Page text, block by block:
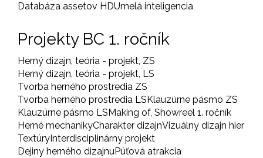
Databáza assetov HDUmelá inteligencia
Projekty BC 1. ročník
Herný dizajn, teória - projekt, ZS
Herný dizajn, teória - projekt, LS
Tvorba herného prostredia ZS
Tvorba herného prostredia LSKlauzúrne pásmo ZS
Klauzúrne pásmo LSMaking of, Showreel 1. ročník
Herné mechanikyCharakter dizajnVizuálny dizajn hier
TextúryInterdisciplinárny projekt
Dejiny herného dizajnuPúťová atrakcia